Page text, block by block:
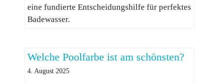
eine fundierte Entscheidungshilfe für perfektes
Badewasser.
Welche Poolfarbe ist am schönsten?
4. August 2025